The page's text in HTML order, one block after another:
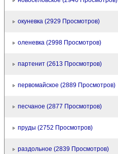
окуневка (2929 Просмотров)
оленевка (2998 Просмотров)
партенит (2613 Просмотров)
первомайское (2889 Просмотров)
песчаное (2877 Просмотров)
пруды (2752 Просмотров)
раздольное (2839 Просмотров)